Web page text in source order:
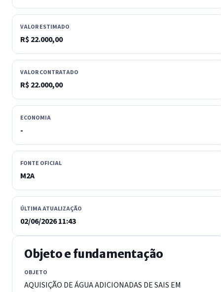
VALOR ESTIMADO
R$ 22.000,00
VALOR CONTRATADO
R$ 22.000,00
ECONOMIA
-
FONTE OFICIAL
M2A
ÚLTIMA ATUALIZAÇÃO
02/06/2026 11:43
Objeto e fundamentação
OBJETO
AQUISIÇÃO DE ÁGUA ADICIONADAS DE SAIS EM